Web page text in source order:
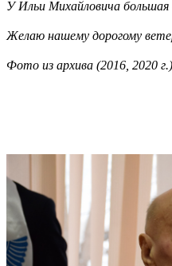
У Ильи Михайловича
Желаю нашему дорогому
Фото из архива (2016, 2020 г.)